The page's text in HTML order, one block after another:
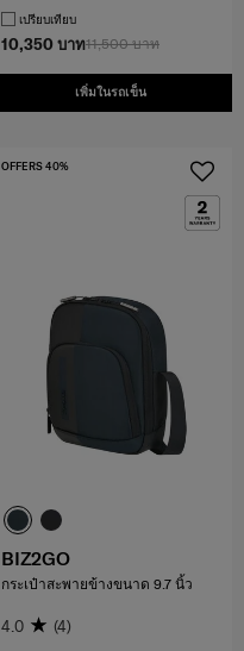
11,500 บาท
10,350 บาท
เพิ่มในรถเข็น
เปรียบเทียบ
OFFERS 40%
BIZ2GO
กระเป๋าสะพายข้างขนาด 9.7 นิ้ว
4.0 (4)